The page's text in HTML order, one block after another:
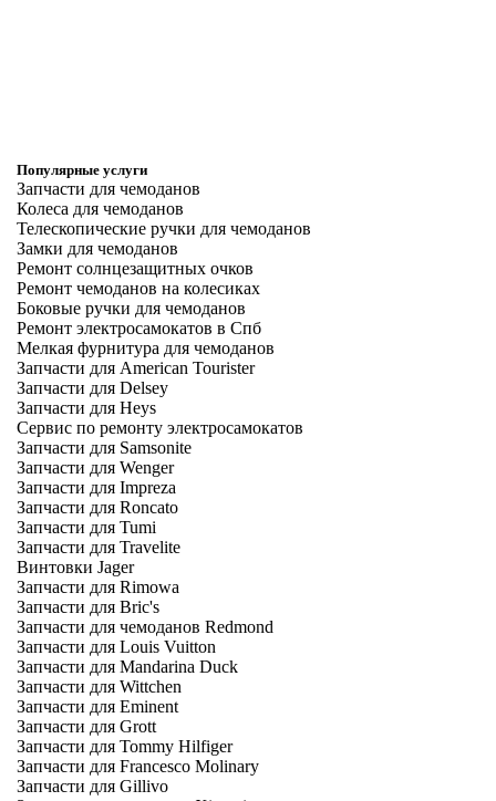
Популярные услуги
Запчасти для чемоданов
Колеса для чемоданов
Телескопические ручки для чемоданов
Замки для чемоданов
Ремонт солнцезащитных очков
Ремонт чемоданов на колесиках
Боковые ручки для чемоданов
Ремонт электросамокатов в Спб
Мелкая фурнитура для чемоданов
Запчасти для American Tourister
Запчасти для Delsey
Запчасти для Heys
Сервис по ремонту электросамокатов
Запчасти для Samsonite
Запчасти для Wenger
Запчасти для Impreza
Запчасти для Roncato
Запчасти для Tumi
Запчасти для Travelite
Винтовки Jager
Запчасти для Rimowa
Запчасти для Bric's
Запчасти для чемоданов Redmond
Запчасти для Louis Vuitton
Запчасти для Mandarina Duck
Запчасти для Wittchen
Запчасти для Eminent
Запчасти для Grott
Запчасти для Tommy Hilfiger
Запчасти для Francesco Molinary
Запчасти для Gillivo